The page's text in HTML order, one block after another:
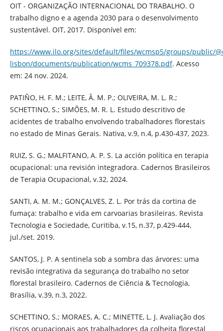
OIT - ORGANIZAÇÃO INTERNACIONAL DO TRABALHO. O
trabalho digno e a agenda 2030 para o desenvolvimento
sustentável. OIT, 2017. Disponível em:
https://www.ilo.org/sites/default/files/wcmsp5/groups/public/
lisbon/documents/publication/wcms_709378.pdf. Acesso
em: 24 nov. 2024.
PATIÑO, H. F. M.; LEITE, Â. M. P.; OLIVEIRA, M. L. R.;
SCHETTINO, S.; SIMÕES, M. R. L. Estudo descritivo de
acidentes de trabalho envolvendo trabalhadores florestais
no estado de Minas Gerais. Nativa, v.9, n.4, p.430-437, 2023.
RUIZ, S. G.; MALFITANO, A. P. S. La acción política en terapia
ocupacional: una revisión integradora. Cadernos Brasileiros
de Terapia Ocupacional, v.32, 2024.
SANTI, A. M. M.; GONÇALVES, Z. L. Por trás da cortina de
fumaça: trabalho e vida em carvoarias brasileiras. Revista
Tecnologia e Sociedade, Curitiba, v.15, n.37, p.429-444,
jul./set. 2019.
SANTOS, J. P. A sentinela sob a sombra das árvores: uma
revisão integrativa da segurança do trabalho no setor
florestal brasileiro. Cadernos de Ciência & Tecnologia,
Brasília, v.39, n.3, 2022.
SCHETTINO, S.; MORAES, A. C.; MINETTE, L. J. Avaliação dos
riscos ocupacionais aos trabalhadores da colheita florestal